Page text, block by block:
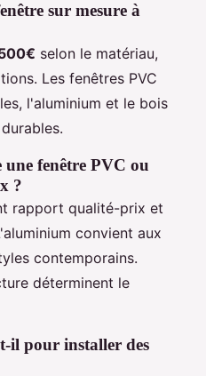
sur mesure à
selon le matériau,
Les fenêtres PVC
l'aluminium et le bois
fenêtre PVC ou
?
rapport qualité-prix et
convient aux
contemporains.
déterminent le
il pour installer des